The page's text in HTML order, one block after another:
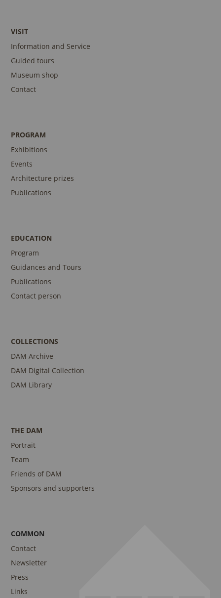
VISIT
Information and Service
Guided tours
Museum shop
Contact
PROGRAM
Exhibitions
Events
Architecture prizes
Publications
EDUCATION
Program
Guidances and Tours
Publications
Contact person
COLLECTIONS
DAM Archive
DAM Digital Collection
DAM Library
THE DAM
Portrait
Team
Friends of DAM
Sponsors and supporters
COMMON
Contact
Newsletter
Press
Links